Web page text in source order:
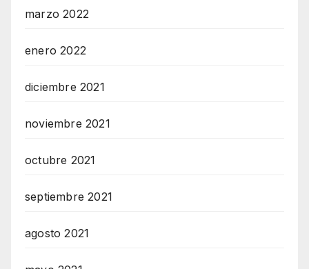
marzo 2022
enero 2022
diciembre 2021
noviembre 2021
octubre 2021
septiembre 2021
agosto 2021